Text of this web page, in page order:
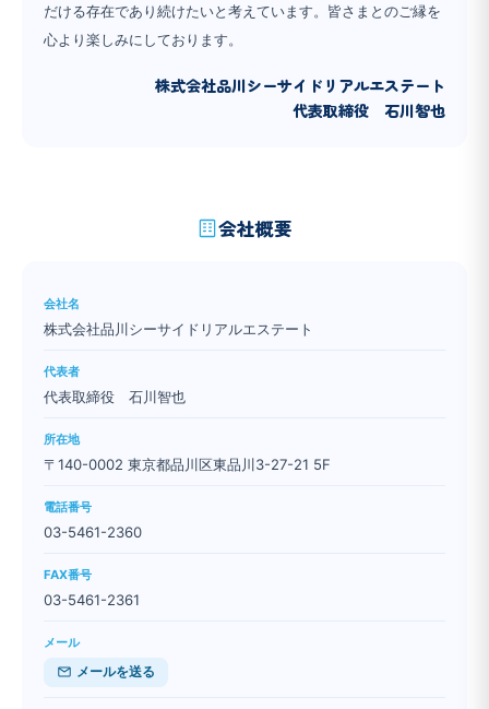
だける存在であり続けたいと考えています。皆さまとのご縁を
心より楽しみにしております。
株式会社品川シーサイドリアルエステート
代表取締役 石川智也
会社概要
会社名
株式会社品川シーサイドリアルエステート
代表者
代表取締役 石川智也
所在地
〒140-0002 東京都品川区東品川3-27-21 5F
電話番号
03-5461-2360
FAX番号
03-5461-2361
メール
メールを送る